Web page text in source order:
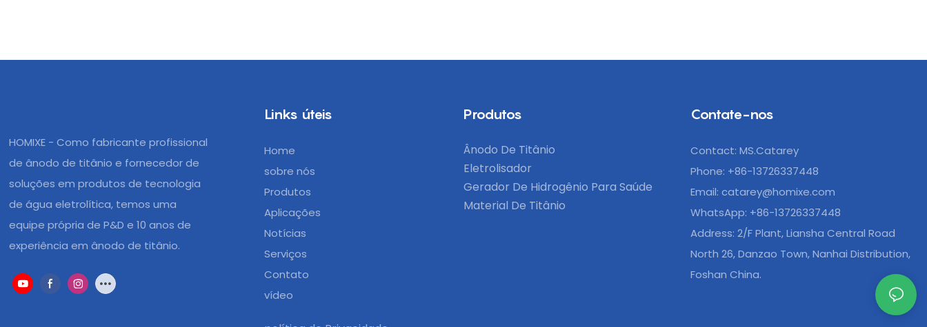
HOMIXE - Como fabricante profissional
de ânodo de titânio e fornecedor de
soluções em produtos de tecnologia
de água eletrolítica, temos uma
equipe própria de P&D e 10 anos de
experiência em ânodo de titânio.
Links úteis
Home
sobre nós
Produtos
Aplicações
Notícias
Serviços
Contato
vídeo
Produtos
Ânodo De Titânio
Eletrolisador
Gerador De Hidrogênio Para Saúde
Material De Titânio
Contate-nos
Contact: MS.Catarey
Phone: +86-13726337448
Email:catarey@homixe.com
WhatsApp: +86-13726337448
Address: 2/F Plant, Liansha Central Road
North 26, Danzao Town, Nanhai Distribution,
Foshan China.